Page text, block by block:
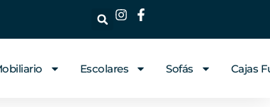
Escolares Sofás Cajas